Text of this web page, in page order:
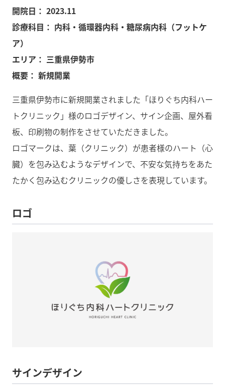
開院日： 2023.11
診療科目： 内科・循環器内科・糖尿病内科（フットケ
ア）
エリア： 三重県伊勢市
概要： 新規開業
三重県伊勢市に新規開業されました「ほりぐち内科ハー
トクリニック」様のロゴデザイン、サイン企画、屋外看
板、印刷物の制作をさせていただきました。
ロゴマークは、葉（クリニック）が患者様のハート（心
臓）を包み込むようなデザインで、不安な気持ちをあた
たかく包み込むクリニックの優しさを表現しています。
ロゴ
サインデザイン